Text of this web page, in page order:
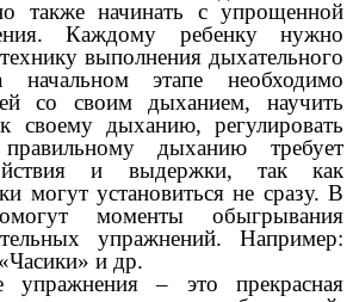
также начинать с упрощенной
Каждому ребенку нужно
выполнения дыхательного
начальном этапе необходимо
со своим дыханием, научить
своему дыханию, регулировать
дыханию требует
и выдержки, так как
могут установиться не сразу. В
моменты обыгрывания
упражнений. Например:
и др.
упражнения – это прекрасная